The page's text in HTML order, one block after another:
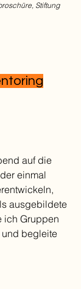
Stiftung
auf die
einmal
ausgebildete
ich Gruppen
begleite